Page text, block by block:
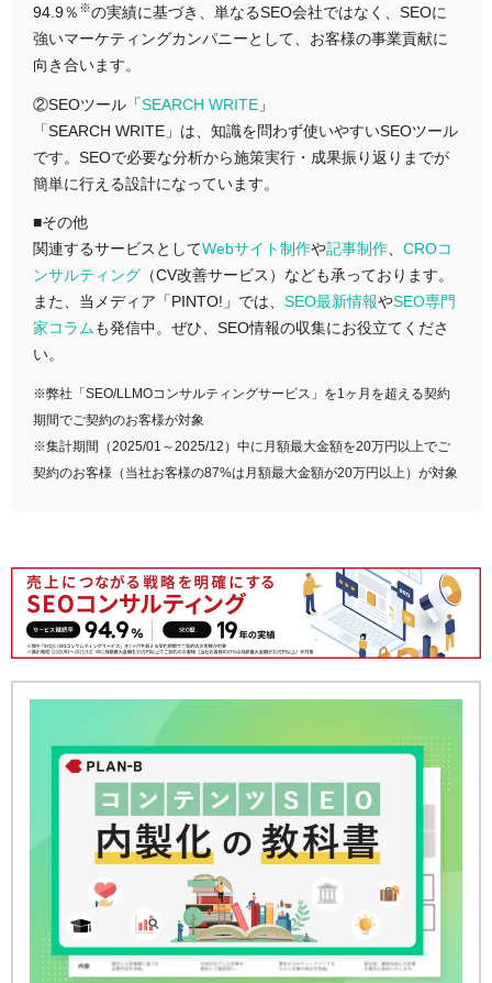
94.9％ ※の実績に基づき、単なるSEO会社ではなく、SEOに
強いマーケティングカンパニーとして、お客様の事業貢献に
向き合います。
②SEOツール「SEARCH WRITE」
「SEARCH WRITE」は、知識を問わず使いやすいSEOツール
です。SEOで必要な分析から施策実行・成果振り返りまでが
簡単に行える設計になっています。
■その他
関連するサービスとしてWebサイト制作や記事制作、 CROコ
ンサルティング（CV改善サービス）なども承っております。
また、当メディア「PINTO!」では、 SEO最新情報やSEO専門
家コラムも発信中。ぜひ、SEO情報の収集にお役立てくださ
い。
※弊社「SEO/LLMOコンサルティングサービス」を1ヶ月を超える契約
期間でご契約のお客様が対象
※集計期間（2025/01～2025/12）中に月額最大金額を20万円以上でご
契約のお客様（当社お客様の87%は月額最大金額が20万円以上）が対象